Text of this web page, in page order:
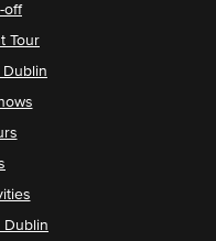
off
Tour
Dublin
Dublin